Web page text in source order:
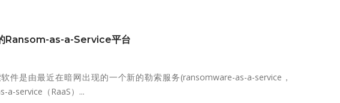
Ransom-as-a-Service平台
件是由最近在暗网出现的一个新的勒索服务(ransomware-as-a-service，
a-service（RaaS）...